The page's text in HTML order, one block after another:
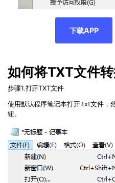
下载APP
如何将TXT文件
步骤1.打开TXT文件
使用默认程序笔记本打开.txt文件，
钮。